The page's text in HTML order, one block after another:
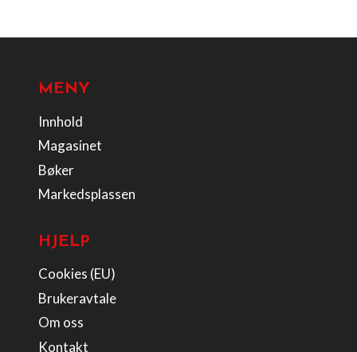
MENY
Innhold
Magasinet
Bøker
Markedsplassen
HJELP
Cookies (EU)
Brukeravtale
Om oss
Kontakt